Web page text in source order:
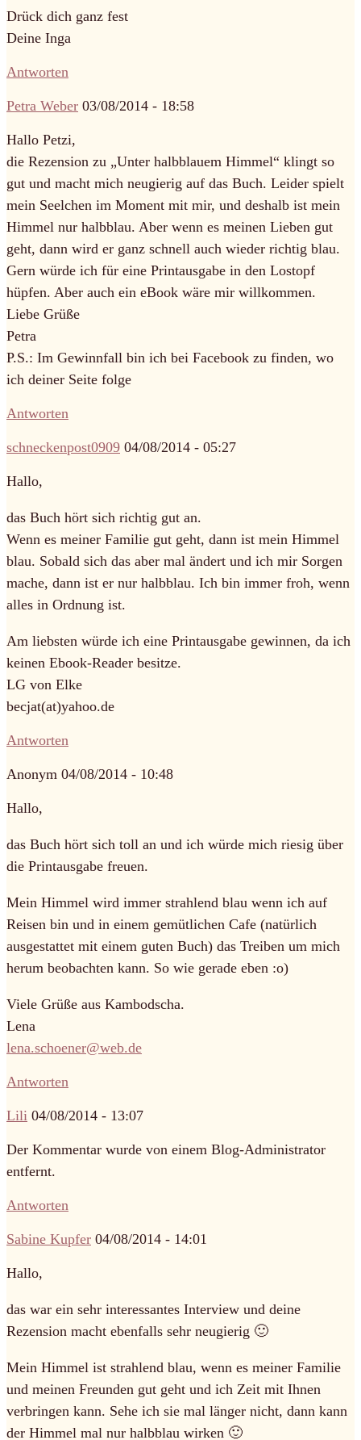
Drück dich ganz fest
Deine Inga
Antworten
Petra Weber 03/08/2014 - 18:58
Hallo Petzi,
die Rezension zu „Unter halbblauem Himmel“ klingt so
gut und macht mich neugierig auf das Buch. Leider spielt
mein Seelchen im Moment mit mir, und deshalb ist mein
Himmel nur halbblau. Aber wenn es meinen Lieben gut
geht, dann wird er ganz schnell auch wieder richtig blau.
Gern würde ich für eine Printausgabe in den Lostopf
hüpfen. Aber auch ein eBook wäre mir willkommen.
Liebe Grüße
Petra
P.S.: Im Gewinnfall bin ich bei Facebook zu finden, wo
ich deiner Seite folge
Antworten
schneckenpost0909 04/08/2014 - 05:27
Hallo,
das Buch hört sich richtig gut an.
Wenn es meiner Familie gut geht, dann ist mein Himmel
blau. Sobald sich das aber mal ändert und ich mir Sorgen
mache, dann ist er nur halbblau. Ich bin immer froh, wenn
alles in Ordnung ist.
Am liebsten würde ich eine Printausgabe gewinnen, da ich
keinen Ebook-Reader besitze.
LG von Elke
becjat(at)yahoo.de
Antworten
Anonym 04/08/2014 - 10:48
Hallo,
das Buch hört sich toll an und ich würde mich riesig über
die Printausgabe freuen.
Mein Himmel wird immer strahlend blau wenn ich auf
Reisen bin und in einem gemütlichen Cafe (natürlich
ausgestattet mit einem guten Buch) das Treiben um mich
herum beobachten kann. So wie gerade eben :o)
Viele Grüße aus Kambodscha.
Lena
lena.schoener@web.de
Antworten
Lili 04/08/2014 - 13:07
Der Kommentar wurde von einem Blog-Administrator
entfernt.
Antworten
Sabine Kupfer 04/08/2014 - 14:01
Hallo,
das war ein sehr interessantes Interview und deine
Rezension macht ebenfalls sehr neugierig 🙂
Mein Himmel ist strahlend blau, wenn es meiner Familie
und meinen Freunden gut geht und ich Zeit mit Ihnen
verbringen kann. Sehe ich sie mal länger nicht, dann kann
der Himmel mal nur halbblau wirken 🙂